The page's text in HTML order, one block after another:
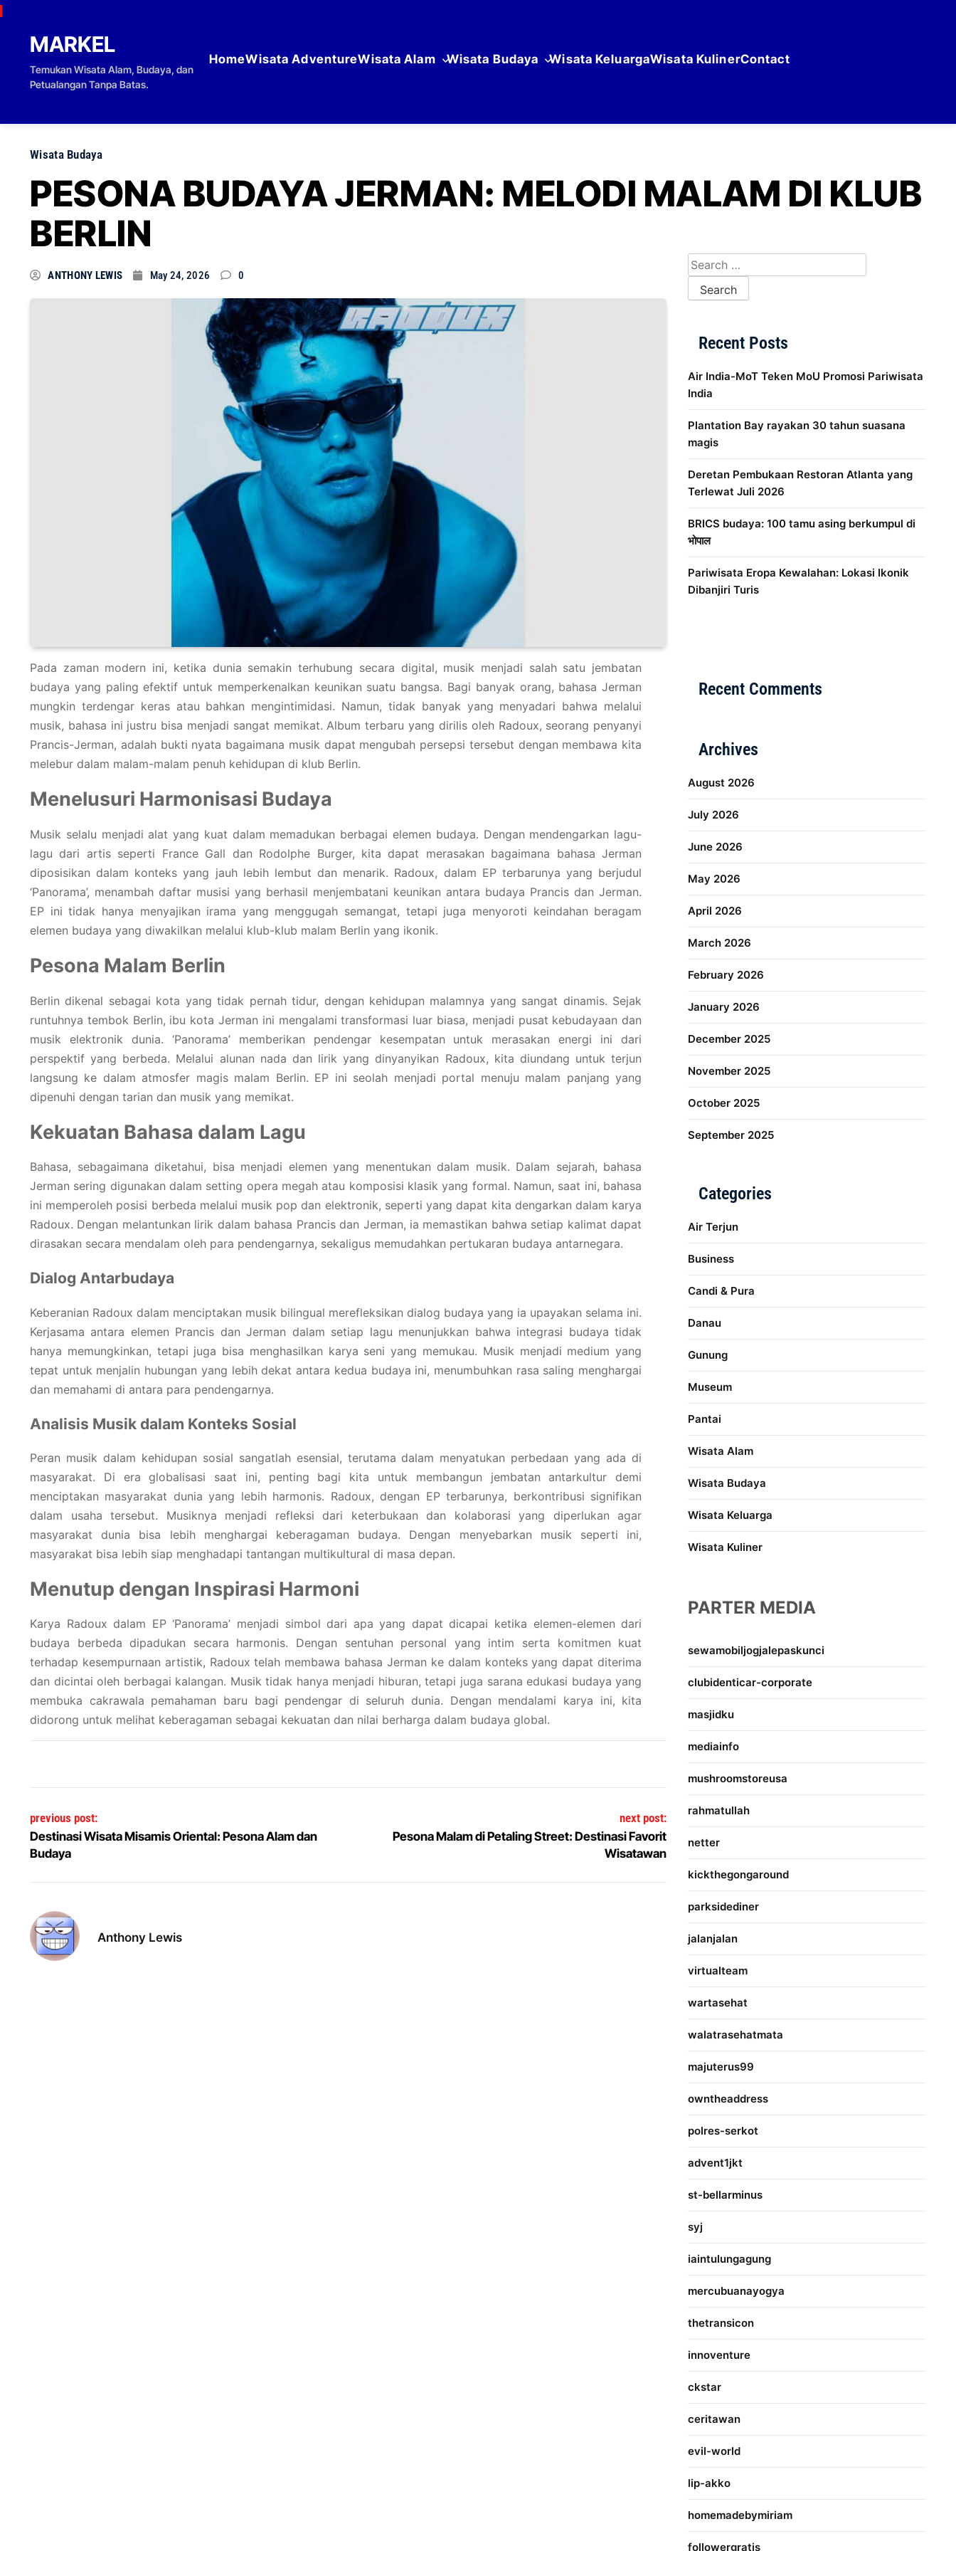
Skip to content
MARKEL
Temukan Wisata Alam, Budaya, dan
Petualangan Tanpa Batas.
HomeWisata AdventureWisata Alam Wisata Budaya Wisata KeluargaWisata KulinerContact
Wisata Budaya
PESONA BUDAYA JERMAN: MELODI MALAM DI KLUB
BERLIN
ANTHONY LEWIS May 24, 2026 0
Pada zaman modern ini, ketika dunia semakin terhubung secara digital, musik menjadi salah satu jembatan
budaya yang paling efektif untuk memperkenalkan keunikan suatu bangsa. Bagi banyak orang, bahasa Jerman
mungkin terdengar keras atau bahkan mengintimidasi. Namun, tidak banyak yang menyadari bahwa melalui
musik, bahasa ini justru bisa menjadi sangat memikat. Album terbaru yang dirilis oleh Radoux, seorang penyanyi
Prancis-Jerman, adalah bukti nyata bagaimana musik dapat mengubah persepsi tersebut dengan membawa kita
melebur dalam malam-malam penuh kehidupan di klub Berlin.
Menelusuri Harmonisasi Budaya
Musik selalu menjadi alat yang kuat dalam memadukan berbagai elemen budaya. Dengan mendengarkan lagu-
lagu dari artis seperti France Gall dan Rodolphe Burger, kita dapat merasakan bagaimana bahasa Jerman
diposisikan dalam konteks yang jauh lebih lembut dan menarik. Radoux, dalam EP terbarunya yang berjudul
‘Panorama’, menambah daftar musisi yang berhasil menjembatani keunikan antara budaya Prancis dan Jerman.
EP ini tidak hanya menyajikan irama yang menggugah semangat, tetapi juga menyoroti keindahan beragam
elemen budaya yang diwakilkan melalui klub-klub malam Berlin yang ikonik.
Pesona Malam Berlin
Berlin dikenal sebagai kota yang tidak pernah tidur, dengan kehidupan malamnya yang sangat dinamis. Sejak
runtuhnya tembok Berlin, ibu kota Jerman ini mengalami transformasi luar biasa, menjadi pusat kebudayaan dan
musik elektronik dunia. ‘Panorama’ memberikan pendengar kesempatan untuk merasakan energi ini dari
perspektif yang berbeda. Melalui alunan nada dan lirik yang dinyanyikan Radoux, kita diundang untuk terjun
langsung ke dalam atmosfer magis malam Berlin. EP ini seolah menjadi portal menuju malam panjang yang
dipenuhi dengan tarian dan musik yang memikat.
Kekuatan Bahasa dalam Lagu
Bahasa, sebagaimana diketahui, bisa menjadi elemen yang menentukan dalam musik. Dalam sejarah, bahasa
Jerman sering digunakan dalam setting opera megah atau komposisi klasik yang formal. Namun, saat ini, bahasa
ini memperoleh posisi berbeda melalui musik pop dan elektronik, seperti yang dapat kita dengarkan dalam karya
Radoux. Dengan melantunkan lirik dalam bahasa Prancis dan Jerman, ia memastikan bahwa setiap kalimat dapat
dirasakan secara mendalam oleh para pendengarnya, sekaligus memudahkan pertukaran budaya antarnegara.
Dialog Antarbudaya
Keberanian Radoux dalam menciptakan musik bilingual merefleksikan dialog budaya yang ia upayakan selama ini.
Kerjasama antara elemen Prancis dan Jerman dalam setiap lagu menunjukkan bahwa integrasi budaya tidak
hanya memungkinkan, tetapi juga bisa menghasilkan karya seni yang memukau. Musik menjadi medium yang
tepat untuk menjalin hubungan yang lebih dekat antara kedua budaya ini, menumbuhkan rasa saling menghargai
dan memahami di antara para pendengarnya.
Analisis Musik dalam Konteks Sosial
Peran musik dalam kehidupan sosial sangatlah esensial, terutama dalam menyatukan perbedaan yang ada di
masyarakat. Di era globalisasi saat ini, penting bagi kita untuk membangun jembatan antarkultur demi
menciptakan masyarakat dunia yang lebih harmonis. Radoux, dengan EP terbarunya, berkontribusi signifikan
dalam usaha tersebut. Musiknya menjadi refleksi dari keterbukaan dan kolaborasi yang diperlukan agar
masyarakat dunia bisa lebih menghargai keberagaman budaya. Dengan menyebarkan musik seperti ini,
masyarakat bisa lebih siap menghadapi tantangan multikultural di masa depan.
Menutup dengan Inspirasi Harmoni
Karya Radoux dalam EP ‘Panorama’ menjadi simbol dari apa yang dapat dicapai ketika elemen-elemen dari
budaya berbeda dipadukan secara harmonis. Dengan sentuhan personal yang intim serta komitmen kuat
terhadap kesempurnaan artistik, Radoux telah membawa bahasa Jerman ke dalam konteks yang dapat diterima
dan dicintai oleh berbagai kalangan. Musik tidak hanya menjadi hiburan, tetapi juga sarana edukasi budaya yang
membuka cakrawala pemahaman baru bagi pendengar di seluruh dunia. Dengan mendalami karya ini, kita
didorong untuk melihat keberagaman sebagai kekuatan dan nilai berharga dalam budaya global.
Post navigation
previous post:
Destinasi Wisata Misamis Oriental: Pesona Alam dan
Budaya
next post:
Pesona Malam di Petaling Street: Destinasi Favorit
Wisatawan
Anthony Lewis
Search for:
Recent Posts
Air India-MoT Teken MoU Promosi Pariwisata
India
Plantation Bay rayakan 30 tahun suasana
magis
Deretan Pembukaan Restoran Atlanta yang
Terlewat Juli 2026
BRICS budaya: 100 tamu asing berkumpul di
भोपाल
Pariwisata Eropa Kewalahan: Lokasi Ikonik
Dibanjiri Turis
Recent Comments
Archives
August 2026
July 2026
June 2026
May 2026
April 2026
March 2026
February 2026
January 2026
December 2025
November 2025
October 2025
September 2025
Categories
Air Terjun
Business
Candi & Pura
Danau
Gunung
Museum
Pantai
Wisata Alam
Wisata Budaya
Wisata Keluarga
Wisata Kuliner
PARTER MEDIA
sewamobiljogjalepaskunci
clubidenticar-corporate
masjidku
mediainfo
mushroomstoreusa
rahmatullah
netter
kickthegongaround
parksidediner
jalanjalan
virtualteam
wartasehat
walatrasehatmata
majuterus99
owntheaddress
polres-serkot
advent1jkt
st-bellarminus
syj
iaintulungagung
mercubuanayogya
thetransicon
innoventure
ckstar
ceritawan
evil-world
lip-akko
homemadebymiriam
followergratis